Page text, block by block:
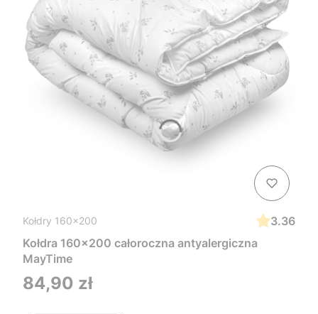
Kołdry 160x200
3.36
Kołdra 160x200 całoroczna antyalergiczna
MayTime
Cena
84,90 zł